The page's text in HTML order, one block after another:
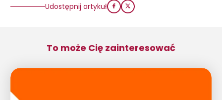
Udostępnij artykuł
To może Cię zainteresować